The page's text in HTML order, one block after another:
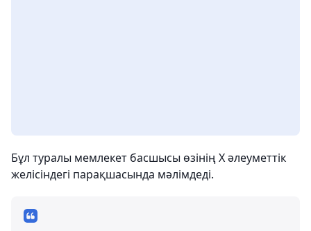
Бұл туралы мемлекет басшысы өзінің Х әлеуметтік
желісіндегі парақшасында мәлімдеді.